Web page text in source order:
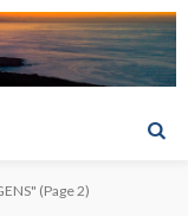
(Page 2)